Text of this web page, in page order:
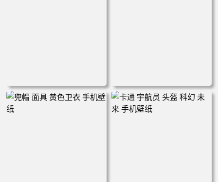
风景 河流 夕阳 AI艺术 手机壁
纸
动漫 卡通 刺猬索尼克 黄色 手
机壁纸